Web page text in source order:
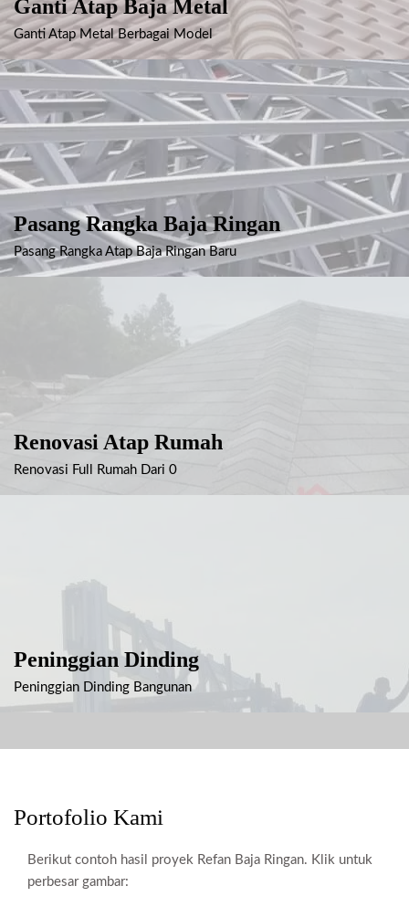
Ganti Atap Baja Metal
Ganti Atap Metal Berbagai Model
Pasang Rangka Baja Ringan
Pasang Rangka Atap Baja Ringan Baru
Renovasi Atap Rumah
Renovasi Full Rumah Dari 0
Peninggian Dinding
Peninggian Dinding Bangunan
Portofolio Kami
Berikut contoh hasil proyek Refan Baja Ringan. Klik untuk
perbesar gambar: